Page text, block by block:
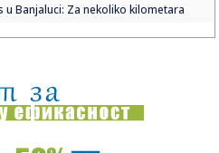
u Banjaluci: Za nekoliko kilometara
100 miliona evra Rumuniji